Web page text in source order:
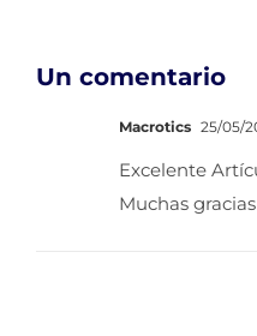
Un comentario
Macrotics 25/05/
Excelente
Muchas